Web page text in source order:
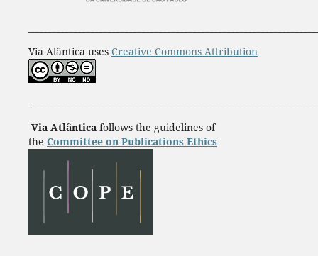
Via Alântica uses Creative Commons Attribution
Via Atlânticafollows the guidelines of
the Committee on Publications Ethics